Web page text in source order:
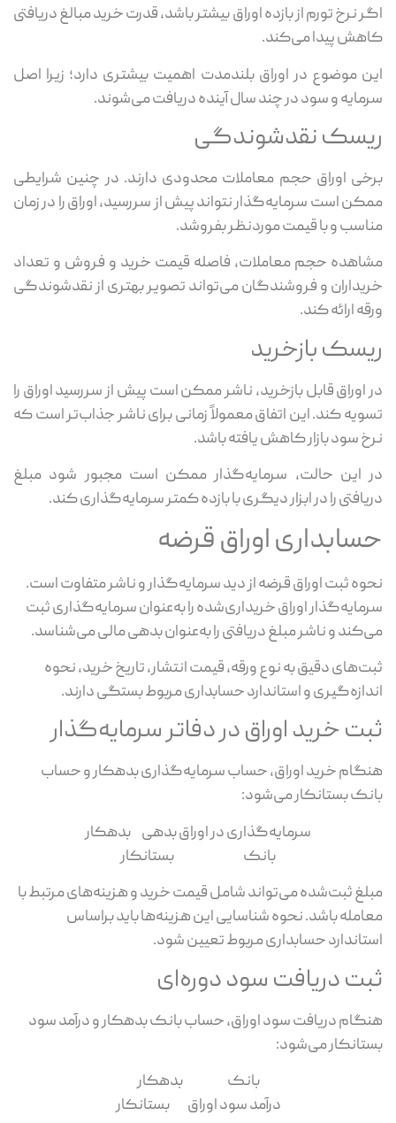
اگر نرخ تورم از بازده اوراق بیشتر باشد، قدرت خرید مبالغ دریافتی
کاهش پیدا می‌کند.
این موضوع در اوراق بلندمدت اهمیت بیشتری دارد؛ زیرا اصل
سرمایه و سود در چند سال آینده دریافت می‌شوند.
ریسک نقدشوندگی
برخی اوراق حجم معاملات محدودی دارند. در چنین شرایطی
ممکن است سرمایه‌گذار نتواند پیش از سررسید، اوراق را در زمان
مناسب و با قیمت موردنظر بفروشد.
مشاهده حجم معاملات، فاصله قیمت خرید و فروش و تعداد
خریداران و فروشندگان می‌تواند تصویر بهتری از نقدشوندگی
ورقه ارائه کند.
ریسک بازخرید
در اوراق قابل بازخرید، ناشر ممکن است پیش از سررسید اوراق را
تسویه کند. این اتفاق معمولاً زمانی برای ناشر جذاب‌تر است که
نرخ سود بازار کاهش یافته باشد.
در این حالت، سرمایه‌گذار ممکن است مجبور شود مبلغ
دریافتی را در ابزار دیگری با بازده کمتر سرمایه‌گذاری کند.
حسابداری اوراق قرضه
نحوه ثبت اوراق قرضه از دید سرمایه‌گذار و ناشر متفاوت است.
سرمایه‌گذار اوراق خریداری‌شده را به‌عنوان سرمایه‌گذاری ثبت
می‌کند و ناشر مبلغ دریافتی را به‌عنوان بدهی مالی می‌شناسد.
ثبت‌های دقیق به نوع ورقه، قیمت انتشار، تاریخ خرید، نحوه
اندازه‌گیری و استاندارد حسابداری مربوط بستگی دارند.
ثبت خرید اوراق در دفاتر سرمایه‌گذار
هنگام خرید اوراق، حساب سرمایه‌گذاری بدهکار و حساب
بانک بستانکار می‌شود:
سرمایه‌گذاری در اوراق بدهی بدهکار
بانک بستانکار
مبلغ ثبت‌شده می‌تواند شامل قیمت خرید و هزینه‌های مرتبط با
معامله باشد. نحوه شناسایی این هزینه‌ها باید براساس
استاندارد حسابداری مربوط تعیین شود.
ثبت دریافت سود دوره‌ای
هنگام دریافت سود اوراق، حساب بانک بدهکار و درآمد سود
بستانکار می‌شود:
بانک بدهکار
درآمد سود اوراق بستانکار